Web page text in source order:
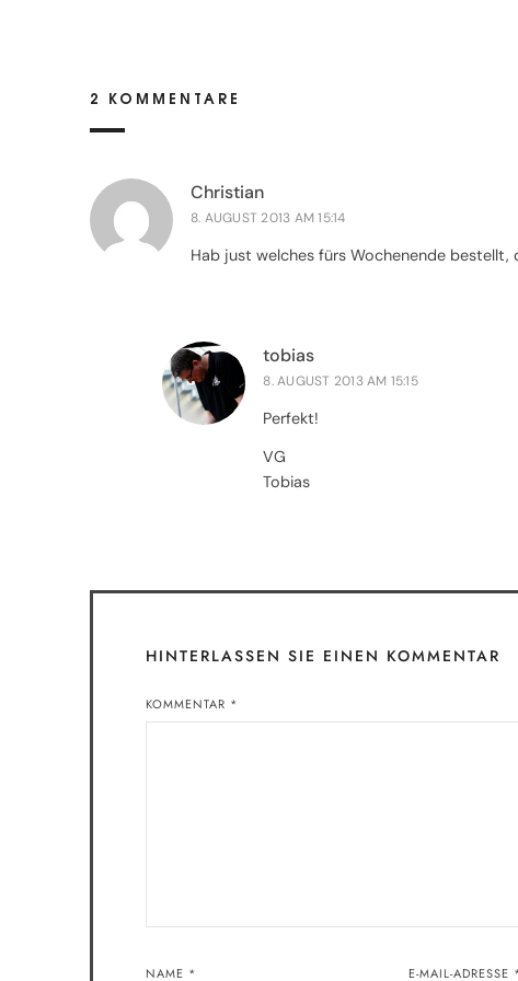
2 KOMMENTARE
Christian
8. AUGUST 2013 AM 15:14
Hab just welches fürs Wochenende
tobias
8. AUGUST 2013 AM 15:15
Perfekt!
VG
Tobias
HINTERLASSEN SIE EINEN KOMMENTAR
KOMMENTAR *
NAME * E-MAIL-ADRESSE